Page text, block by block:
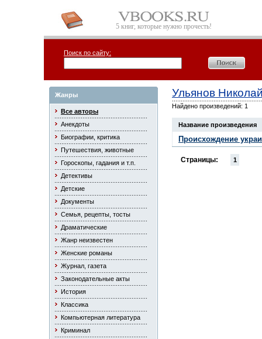
5 книг, которые нужно прочесть!
Поиск по сайту:
Жанры
Все авторы
Анекдоты
Биографии, критика
Путешествия, животные
Гороскопы, гадания и т.п.
Детективы
Детские
Документы
Семья, рецепты, тосты
Драматические
Жанр неизвестен
Женские романы
Журнал, газета
Законодательные акты
История
Классика
Компьютерная литература
Криминал
Ульянов
Найдено произведений: 1
Название произведения
Происхождение
Страницы: 1